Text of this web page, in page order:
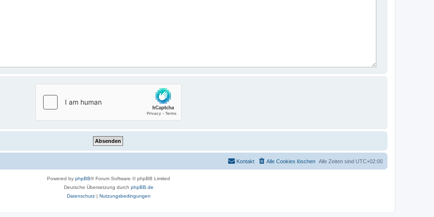
Alle Zeiten sind UTC+02:00
Alle Cookies löschen
Kontakt
Powered by phpBB® Forum Software © phpBB Limited
Deutsche Übersetzung durch phpBB.de
Datenschutz| Nutzungsbedingungen